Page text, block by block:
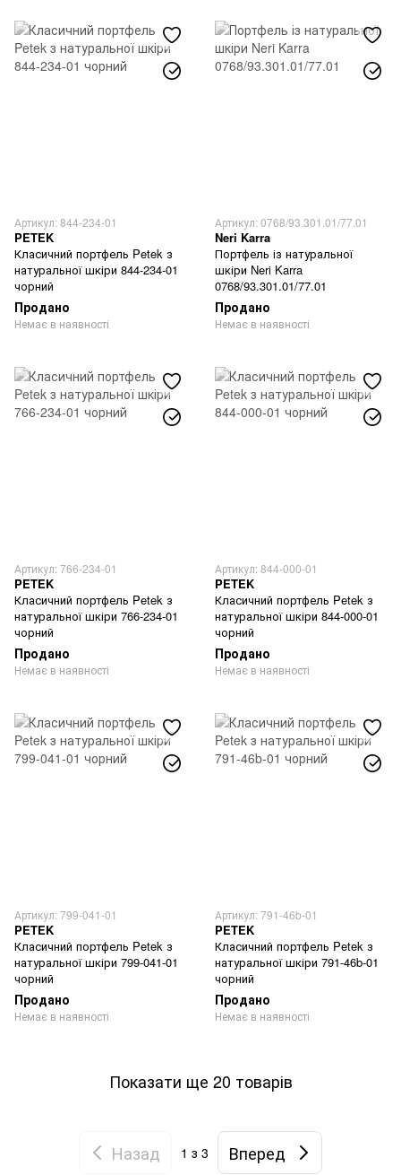
Артикул: 844-234-01
PETEK
Класичний портфель Petek з
натуральної шкіри 844-234-01
чорний
Продано
Немає в наявності
Артикул: 0768/93.301.01/77.01
Neri Karra
Портфель із натуральної
шкіри Neri Karra
0768/93.301.01/77.01
Продано
Немає в наявності
Артикул: 766-234-01
PETEK
Класичний портфель Petek з
натуральної шкіри 766-234-01
чорний
Продано
Немає в наявності
Артикул: 844-000-01
PETEK
Класичний портфель Petek з
натуральної шкіри 844-000-01
чорний
Продано
Немає в наявності
Артикул: 799-041-01
PETEK
Класичний портфель Petek з
натуральної шкіри 799-041-01
чорний
Продано
Немає в наявності
Артикул: 791-46b-01
PETEK
Класичний портфель Petek з
натуральної шкіри 791-46b-01
чорний
Продано
Немає в наявності
Показати ще 20 товарів
Назад 1 з 3 Вперед